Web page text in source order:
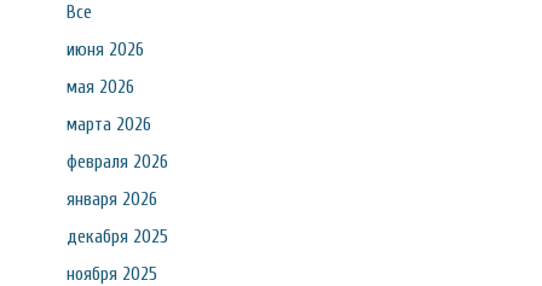
Все
июня 2026
мая 2026
марта 2026
февраля 2026
января 2026
декабря 2025
ноября 2025